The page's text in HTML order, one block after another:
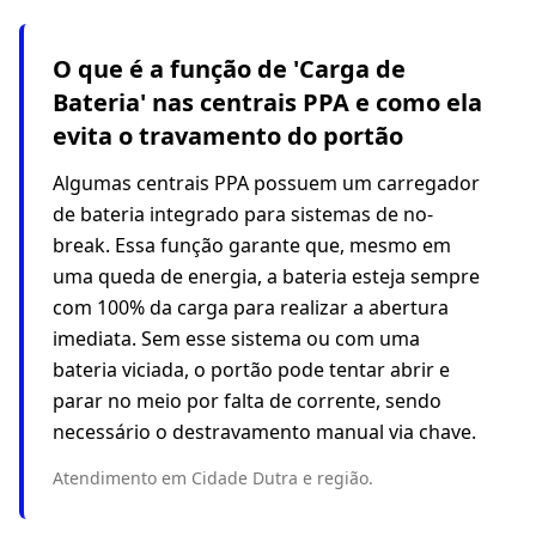
O que é a função de 'Carga de
Bateria' nas centrais PPA e como ela
evita o travamento do portão
Algumas centrais PPA possuem um carregador
de bateria integrado para sistemas de no-
break. Essa função garante que, mesmo em
uma queda de energia, a bateria esteja sempre
com 100% da carga para realizar a abertura
imediata. Sem esse sistema ou com uma
bateria viciada, o portão pode tentar abrir e
parar no meio por falta de corrente, sendo
necessário o destravamento manual via chave.
Atendimento em Cidade Dutra e região.